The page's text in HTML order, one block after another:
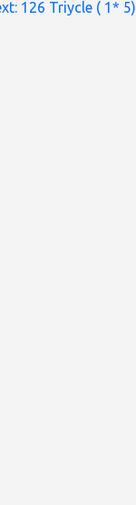
126 Triycle ( 1* 5)